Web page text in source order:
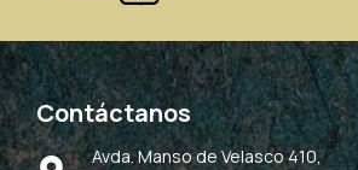
Contáctanos
Avda. Manso de Velasco 410,